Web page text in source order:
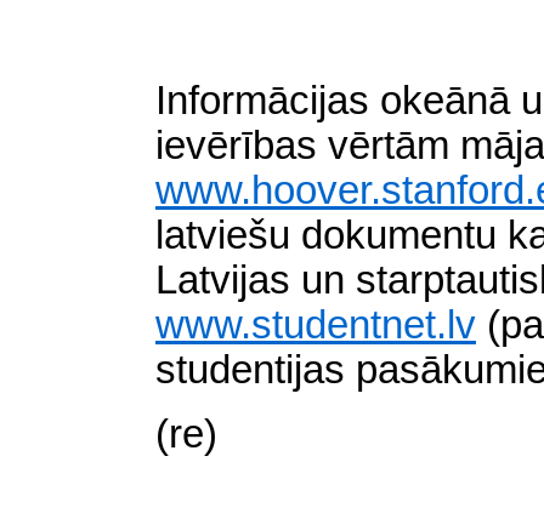
Informācijas okeānā
ievērības vērtām
latviešu dokumentu
Latvijas un
www.studentnet.lv
studentijas
(re)